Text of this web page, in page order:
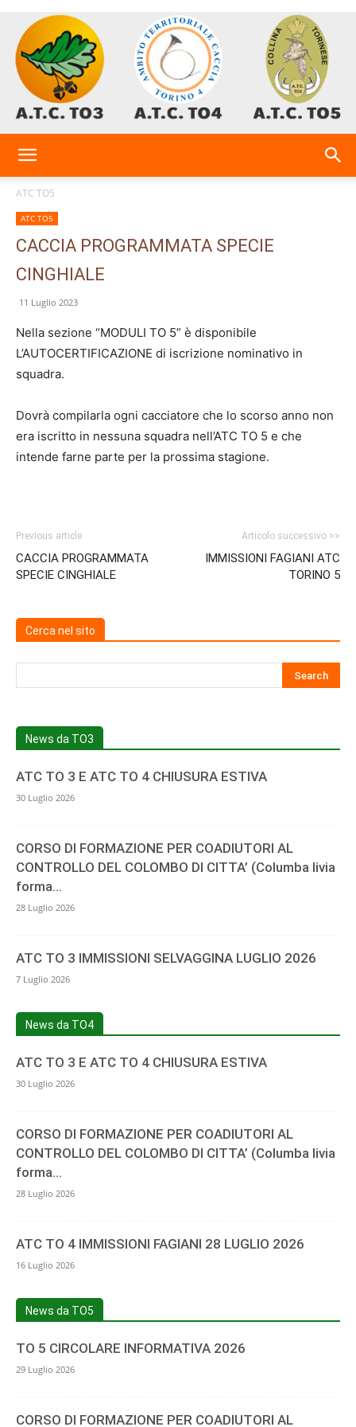
ATC TO5
ATC TO5
CACCIA PROGRAMMATA SPECIE
CINGHIALE
11 Luglio 2023
Nella sezione “MODULI TO 5” è disponibile
L’AUTOCERTIFICAZIONE di iscrizione nominativo in
squadra.
Dovrà compilarla ogni cacciatore che lo scorso anno non
era iscritto in nessuna squadra nell’ATC TO 5 e che
intende farne parte per la prossima stagione.
Previous article
CACCIA PROGRAMMATA
SPECIE CINGHIALE
Articolo successivo >>
IMMISSIONI FAGIANI ATC
TORINO 5
Cerca nel sito
News da TO3
ATC TO 3 E ATC TO 4 CHIUSURA ESTIVA
30 Luglio 2026
CORSO DI FORMAZIONE PER COADIUTORI AL
CONTROLLO DEL COLOMBO DI CITTA’ (Columba livia
forma...
28 Luglio 2026
ATC TO 3 IMMISSIONI SELVAGGINA LUGLIO 2026
7 Luglio 2026
News da TO4
ATC TO 3 E ATC TO 4 CHIUSURA ESTIVA
30 Luglio 2026
CORSO DI FORMAZIONE PER COADIUTORI AL
CONTROLLO DEL COLOMBO DI CITTA’ (Columba livia
forma...
28 Luglio 2026
ATC TO 4 IMMISSIONI FAGIANI 28 LUGLIO 2026
16 Luglio 2026
News da TO5
TO 5 CIRCOLARE INFORMATIVA 2026
29 Luglio 2026
CORSO DI FORMAZIONE PER COADIUTORI AL